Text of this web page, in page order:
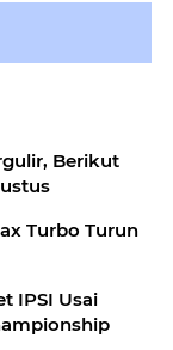
Berikut
Turbo Turun
IPSI Usai